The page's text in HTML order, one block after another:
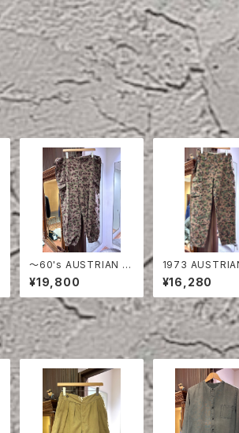
〜60's AUSTRIAN A
RMY PEA DOT CAM
O FIERD PANTS
¥19,800
1973
MY PEA DOT
FIERD PANTS
¥16,280